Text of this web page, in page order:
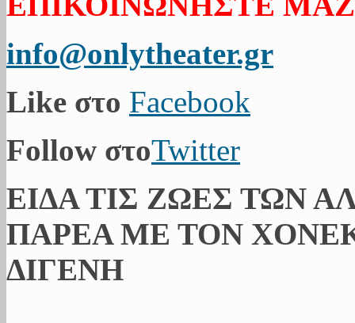
info@onlytheater.gr
Like στο Facebook
Follow στοTwitter
ΕΙΔΑ ΤΙΣ ΖΩΕΣ ΤΩΝ
ΠΑΡΕΑ ΜΕ ΤΟΝ
ΔΙΓΕΝΗ